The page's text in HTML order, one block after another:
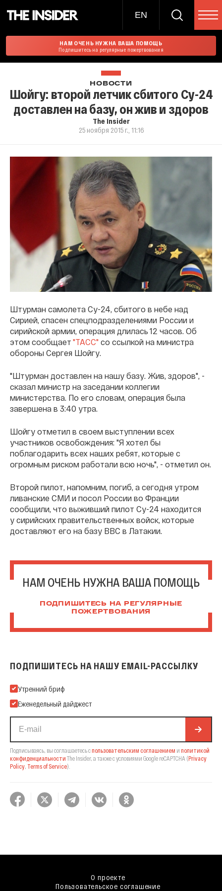
EN
НАМ ОЧЕНЬ НУЖНА ВАША ПОМОЩЬ
Подпишитесь на регулярные пожертвования
НОВОСТИ
Шойгу: второй летчик сбитого Су-24
доставлен на базу, он жив и здоров
The Insider
25 ноября 2015 г., 11:16
Штурман самолета Су-24, сбитого в небе над
Сирией, спасен спецподразделениями России и
сирийской армии, операция длилась 12 часов. Об
этом сообщает "ТАСС" со ссылкой на министра
обороны Сергея Шойгу.
"Штурман доставлен на нашу базу. Жив, здоров", -
сказал министр на заседании коллегии
министерства. По его словам, операция была
завершена в 3:40 утра.
Шойгу отметил в своем выступлении всех
участников освобождения: "Я хотел бы
поблагодарить всех наших ребят, которые с
огромным риском работали всю ночь", - отметил он.
Второй пилот, напомним, погиб, а сегодня утром
ливанские СМИ и посол России во Франции
сообщили, что выживший пилот Су-24 находится
у сирийских правительственных войск, которые
доставляют его на базу ВВС в Латакии.
НАМ ОЧЕНЬ НУЖНА ВАША ПОМОЩЬ
ПОДПИШИТЕСЬ НА РЕГУЛЯРНЫЕ
ПОЖЕРТВОВАНИЯ
ПОДПИШИТЕСЬ НА НАШУ EMAIL-РАССЫЛКУ
Подпишитесь на нашу Email-рассылку
Утренний бриф
Еженедельный дайджест
Подписываясь, вы соглашаетесь спользовательским соглашением и политикой
конфиденциальности The Insider, а также с условиями Google reCAPTCHA (Privacy
Policy, Terms of Service).
О проекте
Пользовательское соглашение